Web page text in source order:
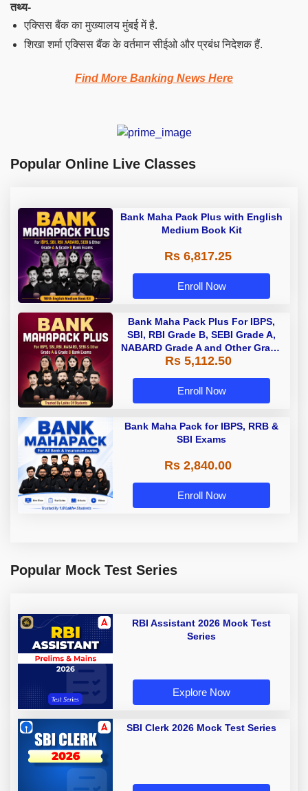
तथ्य-
एक्सिस बैंक का मुख्यालय मुंबई में है.
शिखा शर्मा एक्सिस बैंक के वर्तमान सीईओ और प्रबंध निदेशक हैं.
Find More Banking News Here
Popular Online Live Classes
Bank Maha Pack Plus with English
Medium Book Kit
Rs 6,817.25
Enroll Now
Bank Maha Pack Plus For IBPS,
SBI, RBI Grade B, SEBI Grade A,
NABARD Grade A and Other Grade
A & Grade B Bank Exams
Rs 5,112.50
Enroll Now
Bank Maha Pack for IBPS, RRB &
SBI Exams
Rs 2,840.00
Enroll Now
Popular Mock Test Series
RBI Assistant 2026 Mock Test
Series
Explore Now
SBI Clerk 2026 Mock Test Series